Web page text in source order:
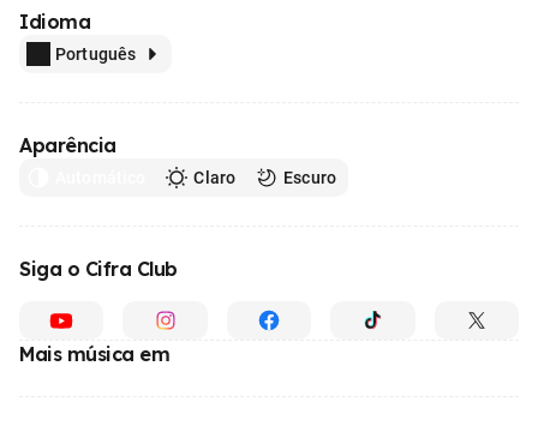
Idioma
Português
Aparência
Claro Escuro
Siga o Cifra Club
Mais música em